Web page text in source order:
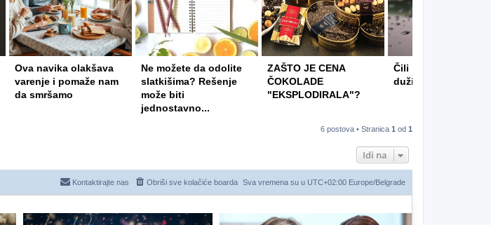
Ova navika olakšava
varenje i pomaže nam
da smršamo
Ne možete da odolite
slatkišima? Rešenje
može biti
jednostavno...
ZAŠTO JE CENA
ČOKOLADE
"EKSPLODIRALA"?
Čili paprike kao lek
duži život?
6 postova • Stranica 1 od 1
Idi na
Sva vremena su u UTC+02:00 Europe/Belgrade
Obriši sve kolačiće boarda
Kontaktirajte nas